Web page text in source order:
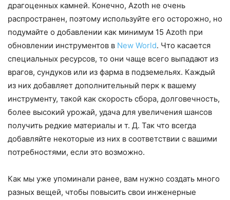
драгоценных камней. Конечно, Azoth не очень
распространен, поэтому используйте его осторожно, но
подумайте о добавлении как минимум 15 Azoth при
обновлении инструментов в New World. Что касается
специальных ресурсов, то они чаще всего выпадают из
врагов, сундуков или из фарма в подземельях. Каждый
из них добавляет дополнительный перк к вашему
инструменту, такой как скорость сбора, долговечность,
более высокий урожай, удача для увеличения шансов
получить редкие материалы и т. Д. Так что всегда
добавляйте некоторые из них в соответствии с вашими
потребностями, если это возможно.
Как мы уже упоминали ранее, вам нужно создать много
разных вещей, чтобы повысить свои инженерные